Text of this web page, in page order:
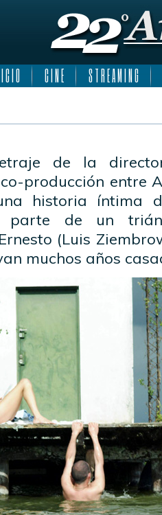
C I O C I N E S T R E A M I N G
de la
producción entre
historia íntima
parte de un
(Luis
muchos años